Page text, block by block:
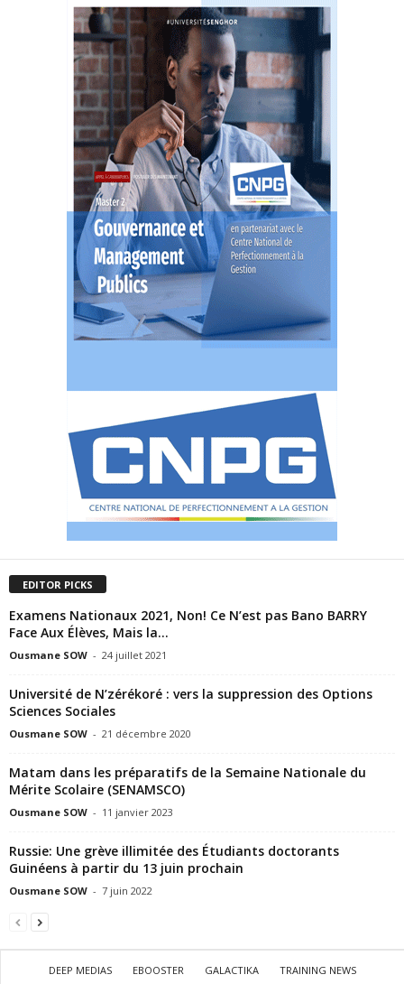
EDITOR PICKS
Examens Nationaux 2021, Non! Ce N’est pas Bano BARRY
Face Aux Élèves, Mais la...
Ousmane SOW - 24 juillet 2021
Université de N’zérékoré : vers la suppression des Options
Sciences Sociales
Ousmane SOW - 21 décembre 2020
Matam dans les préparatifs de la Semaine Nationale du
Mérite Scolaire (SENAMSCO)
Ousmane SOW - 11 janvier 2023
Russie: Une grève illimitée des Étudiants doctorants
Guinéens à partir du 13 juin prochain
Ousmane SOW - 7 juin 2022
DEEP MEDIAS EBOOSTER GALACTIKA TRAINING NEWS